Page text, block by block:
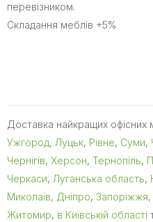
перевізником.
Складання меблів +5%
Доставка найкращих офісних
Ужгород, Луцьк, Рівне, Суми,
Чернігів, Херсон, Тернопіль,
Черкаси, Луганська область,
Миколаїв, Дніпро, Запоріжжя,
Житомир, в Київській області